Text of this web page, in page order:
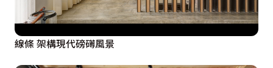
線條 架構現代磅礡風景